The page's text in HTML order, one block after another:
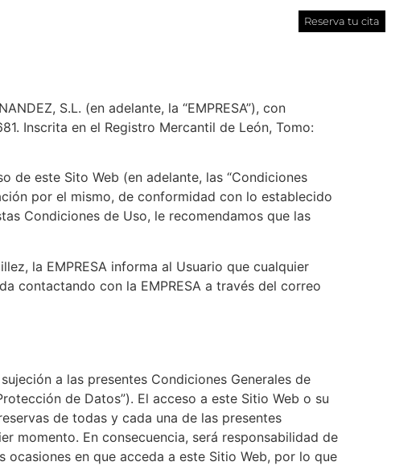
Reserva tu cita
S.L. (en adelante, la “EMPRESA”), con
Inscrita en el Registro Mercantil de León, Tomo:
de este Sito Web (en adelante, las “Condiciones
por el mismo, de conformidad con lo establecido
Condiciones de Uso, le recomendamos que las
la EMPRESA informa al Usuario que cualquier
contactando con la EMPRESA a través del correo
a las presentes Condiciones Generales de
de Datos”). El acceso a este Sitio Web o su
de todas y cada una de las presentes
momento. En consecuencia, será responsabilidad de
en que acceda a este Sitio Web, por lo que